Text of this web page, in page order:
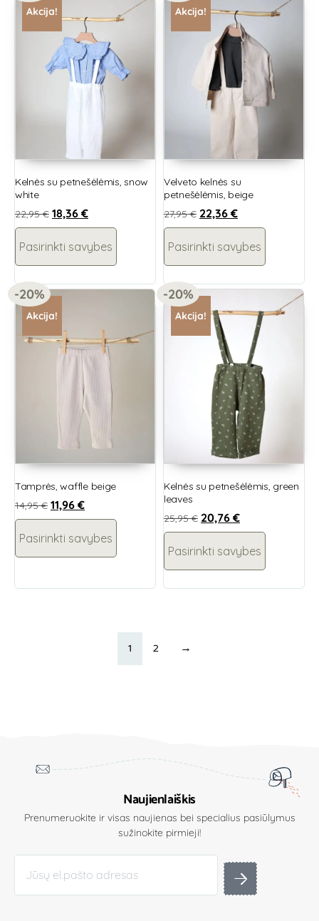
Akcija!
Kelnės su petnešėlėmis, snow
white
22,95€ 18,36 €
Pasirinkti savybes
Akcija!
Velveto kelnės su
petnešėlėmis, beige
27,95€ 22,36 €
Pasirinkti savybes
Akcija!
-20%
Tamprės, waffle beige
14,95€ 11,96 €
Pasirinkti savybes
Akcija!
-20%
Kelnės su petnešėlėmis, green
leaves
25,95€ 20,76 €
Pasirinkti savybes
1 2 →
Naujienlaiškis
Prenumeruokite ir visas naujienas bei specialius pasiūlymus
sužinokite pirmieji!